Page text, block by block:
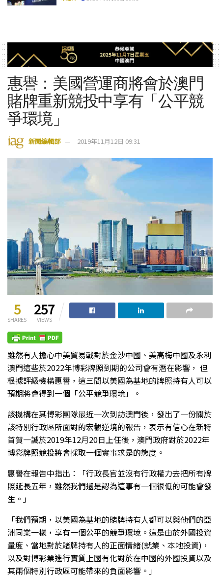
惠譽：美國營運商將會於澳門
賭牌重新競投中享有「公平競
爭環境」
新聞編輯部 2019年11月12日 09:31
5
SHARES
257
VIEWS
雖然有人擔心中美貿易戰對於金沙中國、美高梅中國及永利
澳門這些於2022年博彩牌照到期的公司會有潛在影響， 但
根據評級機構惠譽，這三間以美國為基地的牌照持有人可以
預期將會得到一個「公平競爭環境」。
該機構在其博彩團隊最近一次到訪澳門後，發出了一份關於
該特別行政區所面對的宏觀逆境的報告，表示有信心在新特
首賀一誠於2019年12月20日上任後，澳門政府對於2022年
博彩牌照競投將會採取一個實事求是的態度。
惠譽在報告中指出：「行政長官並沒有行政權力去把所有牌
照延長五年，雖然我們還是認為這事有一個很低的可能會發
生。」
「我們預期，以美國為基地的賭牌持有人都可以與他們的亞
洲同業一樣，享有一個公平的競爭環境。這是由於外國投資
量度、當地對於賭牌持有人的正面情緒(就業、本地投資)，
以及對博彩業進行實質上國有化對於在中國的外國投資以及
其兩個特別行政區可能帶來的負面影響。」